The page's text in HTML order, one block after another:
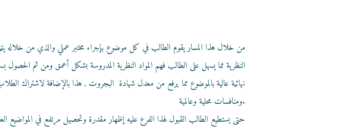
من خلال هذا المسار يقوم الطالب في كل موضوع بإجراء مختبر عملي والذي من خلاله يتم
النظرية مما يسهل على الطالب فهم المواد النظرية المدروسة بشكل أعمق ومن ثم الحصول
نهائية عالية بالموضوع مما يرفع من معدل شهادة البجروت , هذا بالإضافة لاشتراك
ومنافسات محلية وعالمية.
حتى يستطيع الطالب القبول لهذا الفرع عليه إظهار مقدرة وتحصيل مرتفع في المواضيع